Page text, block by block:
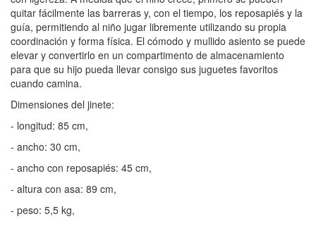
quitar fácilmente las barreras y, con el tiempo, los reposapiés y la
guía, permitiendo al niño jugar libremente utilizando su propia
coordinación y forma física. El cómodo y mullido asiento se puede
elevar y convertirlo en un compartimento de almacenamiento
para que su hijo pueda llevar consigo sus juguetes favoritos
cuando camina.
Dimensiones del jinete:
- longitud: 85 cm,
- ancho: 30 cm,
- ancho con reposapiés: 45 cm,
- altura con asa: 89 cm,
- peso: 5,5 kg,